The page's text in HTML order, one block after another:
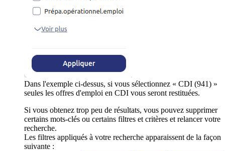
Dans l'exemple ci-dessus, si vous sélectionnez « CDI (941) »
seules les offres d'emploi en CDI vous seront restituées.
Si vous obtenez trop peu de résultats, vous pouvez supprimer
certains mots-clés ou certains filtres et critères et relancer votre
recherche.
Les filtres appliqués à votre recherche apparaissent de la façon
suivante :